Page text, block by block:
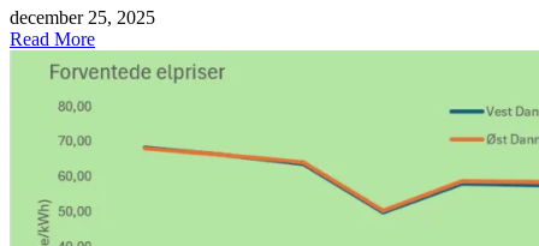
december 25, 2025
Read More